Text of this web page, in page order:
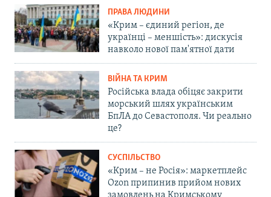
ПРАВА ЛЮДИНИ
«Крим – єдиний регіон, де
українці – меншість»: дискусія
навколо нової пам'ятної дати
ВІЙНА ТА КРИМ
Російська влада обіцяє закрити
морський шлях українським
БпЛА до Севастополя. Чи реально
це?
СУСПІЛЬСТВО
«Крим – не Росія»: маркетплейс
Ozon припинив прийом нових